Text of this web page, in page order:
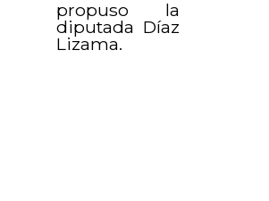
propuso la
diputada Díaz
Lizama.